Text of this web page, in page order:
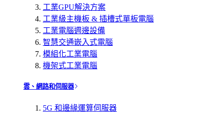
工業GPU解決方案
工業級主機板 & 插槽式單板電腦
工業電腦週邊設備
智慧交通嵌入式電腦
模組化工業電腦
機架式工業電腦
雲、網路和伺服器
5G 和邊緣運算伺服器